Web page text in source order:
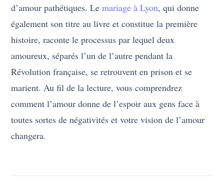
d’amour pathétiques. Lemariage à Lyon, qui donne
également son titre au livre et constitue la première
histoire, raconte le processus par lequel deux
amoureux, séparés l’un de l’autre pendant la
Révolution française, se retrouvent en prison et se
marient. Au fil de la lecture, vous comprendrez
comment l’amour donne de l’espoir aux gens face à
toutes sortes de négativités et votre vision de l’amour
changera.